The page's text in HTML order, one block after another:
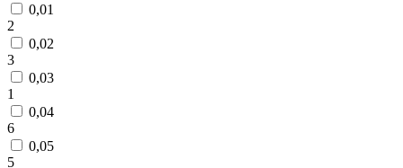
0,01
2
0,02
3
0,03
1
0,04
6
0,05
5